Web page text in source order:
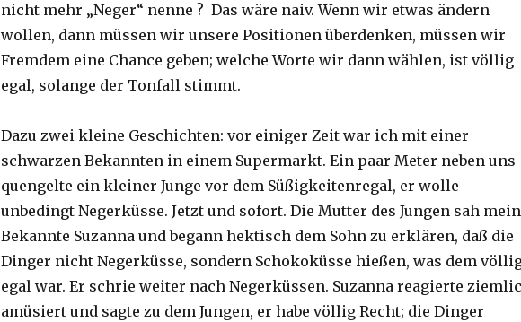
nicht mehr „Neger“ nenne ? Das wäre naiv. Wenn wir etwas ändern
wollen, dann müssen wir unsere Positionen überdenken, müssen wir
Fremdem eine Chance geben; welche Worte wir dann wählen, ist völlig
egal, solange der Tonfall stimmt.
Dazu zwei kleine Geschichten: vor einiger Zeit war ich mit einer
schwarzen Bekannten in einem Supermarkt. Ein paar Meter neben uns
quengelte ein kleiner Junge vor dem Süßigkeitenregal, er wolle
unbedingt Negerküsse. Jetzt und sofort. Die Mutter des Jungen sah
Bekannte Suzanna und begann hektisch dem Sohn zu erklären, daß die
Dinger nicht Negerküsse, sondern Schokoküsse hießen, was dem
egal war. Er schrie weiter nach Negerküssen. Suzanna reagierte
amüsiert und sagte zu dem Jungen, er habe völlig Recht; die Dinger